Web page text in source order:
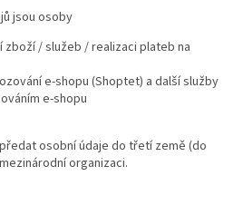
jsou osoby
zboží / služeb / realizaci plateb na
e-shopu (Shoptet) a další služby
e-shopu
osobní údaje do třetí země (do
organizaci.